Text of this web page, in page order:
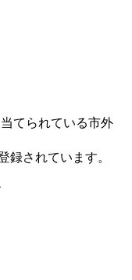
てられている市外
録されています。